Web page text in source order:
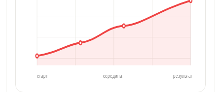
старт середина результат